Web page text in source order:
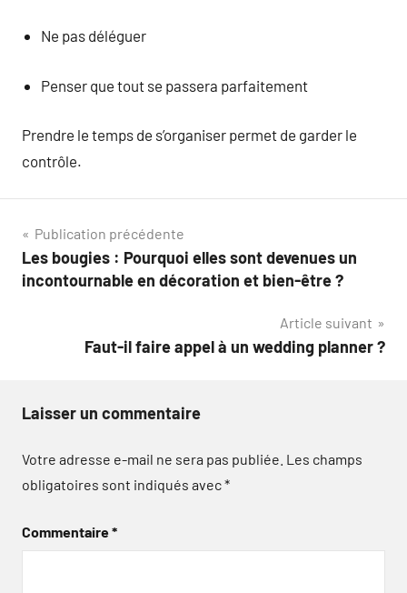
Ne pas déléguer
Penser que tout se passera parfaitement
Prendre le temps de s’organiser permet de garder le
contrôle.
Navigation
de
Publication précédente
Les bougies : Pourquoi elles sont devenues un
incontournable en décoration et bien-être ?
Article suivant
Faut-il faire appel à un wedding planner ?
Laisser un commentaire
Votre adresse e-mail ne sera pas publiée. Les champs
obligatoires sont indiqués avec*
Commentaire*